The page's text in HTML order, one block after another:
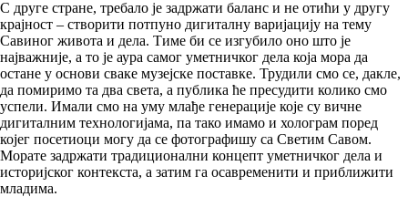
С друге стране, требало је задржати баланс и не отићи у другу
крајност – створити потпуно дигиталну варијацију на тему
Савиног живота и дела. Тиме би се изгубило оно што је
најважније, а то је аура самог уметничког дела која мора да
остане у основи сваке музејске поставке. Трудили смо се, дакле,
да помиримо та два света, а публика ће пресудити колико смо
успели. Имали смо на уму млађе генерације које су вичне
дигиталним технологијама, па тако имамо и холограм поред
којег посетиоци могу да се фотографишу са Светим Савом.
Морате задржати традиционални концепт уметничког дела и
историјског контекста, а затим га осавременити и приближити
младима.